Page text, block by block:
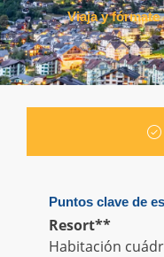
Viaja y fórmate
Puntos clave de
Resort**
Habitación